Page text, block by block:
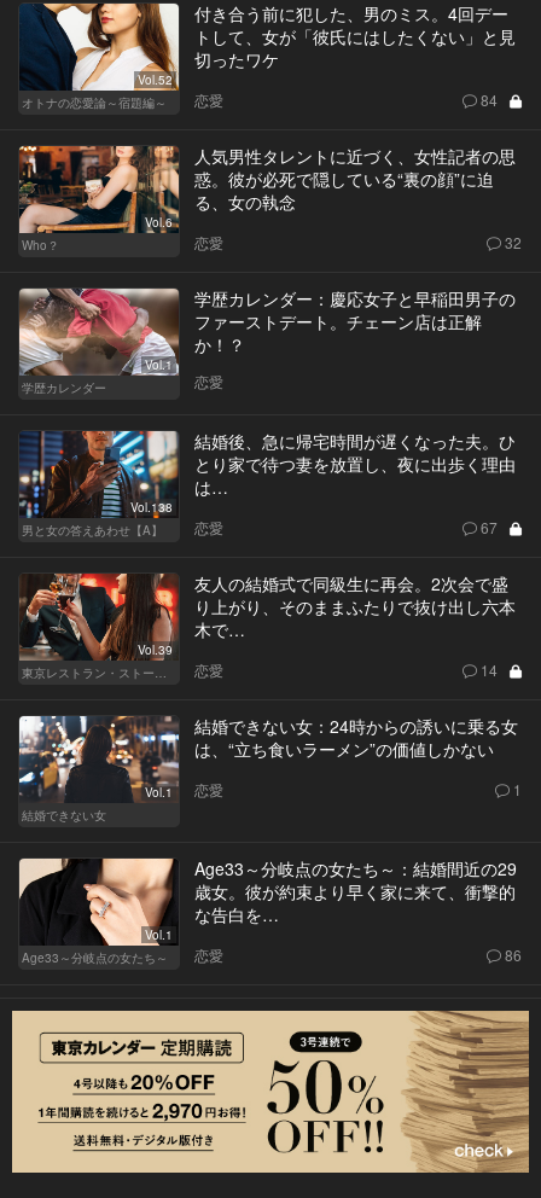
Vol.52
オトナの恋愛論～宿題編～
付き合う前に犯した、男のミス。4回デー
トして、女が「彼氏にはしたくない」と見
切ったワケ
恋愛 84
Vol.6
Who？
人気男性タレントに近づく、女性記者の思
惑。彼が必死で隠している“裏の顔”に迫
る、女の執念
恋愛 32
Vol.1
学歴カレンダー
学歴カレンダー：慶応女子と早稲田男子の
ファーストデート。チェーン店は正解
か！？
恋愛
Vol.138
男と女の答えあわせ【A】
結婚後、急に帰宅時間が遅くなった夫。ひ
とり家で待つ妻を放置し、夜に出歩く理由
は…
恋愛 67
Vol.39
東京レストラン・ストーリー
友人の結婚式で同級生に再会。2次会で盛
り上がり、そのままふたりで抜け出し六本
木で…
恋愛 14
Vol.1
結婚できない女
結婚できない女：24時からの誘いに乗る女
は、“立ち食いラーメン”の価値しかない
恋愛 1
Vol.1
Age33～分岐点の女たち～
Age33～分岐点の女たち～：結婚間近の29
歳女。彼が約束より早く家に来て、衝撃的
な告白を…
恋愛 86